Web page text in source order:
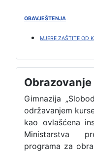
OBAVJEŠTENJA
MJERE ZAŠTITE OD
Gimnazija
održavanjem
kao ovlašćena
Ministarstva
programa za